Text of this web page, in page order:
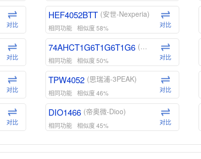
对比
对比
对比
对比
对比
HEF4052BTT (安世-Nexperia)
相同功能 相似度 58% 对比
74AHCT1G6T1G6T1G6 (安世-Nexperia)
相同功能 相似度 50% 对比
TPW4052 (思瑞浦-3PEAK)
相同功能 相似度 46% 对比
DIO1466 (帝奥微-Dioo)
相同功能 相似度 45% 对比
DIO1159 (帝奥微-Dioo)
对比